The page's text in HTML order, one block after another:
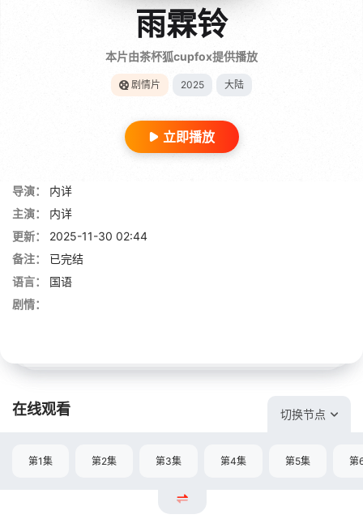
雨霖铃
本片由茶杯狐cupfox提供播放
剧情片 2025 大陆
立即播放
导演：
内详
主演：
内详
更新：
2025-11-30 02:44
备注：
已完结
语言：
国语
剧情：
在线观看 切换节点
第1集 第2集 第3集 第4集 第5集 第